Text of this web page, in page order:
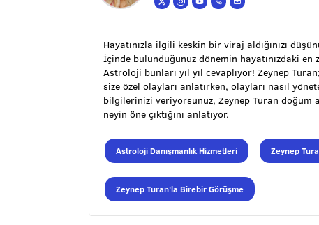
Hayatınızla ilgili keskin bir viraj aldığınızı
İçinde bulunduğunuz dönemin hayatınızdaki
Astroloji bunları yıl yıl cevaplıyor! Zeynep
size özel olayları anlatırken, olayları nasıl
bilgilerinizi veriyorsunuz, Zeynep Turan doğum
neyin öne çıktığını anlatıyor.
Astroloji Danışmanlık Hizmetleri Zeynep
Zeynep Turan'la Birebir Görüşme